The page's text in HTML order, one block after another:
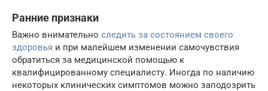
Ранние признаки
Важно внимательно следить за состоянием своего
здоровья и при малейшем изменении самочувствия
обратиться за медицинской помощью к
квалифицированному специалисту. Иногда по наличию
некоторых клинических симптомов можно заподозрить